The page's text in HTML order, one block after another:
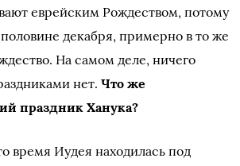
еврейским Рождеством, потому
декабря, примерно в то же
На самом деле, ничего
нет.Что же
праздник Ханука?
время Иудея находилась под